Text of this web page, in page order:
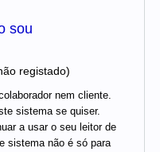
sou
registado)
nem cliente.
sistema se quiser.
a usar o seu leitor de
sistema não é só para